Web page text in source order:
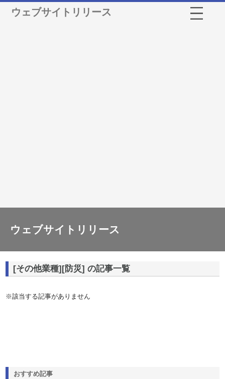
ウェブサイトリリース
ウェブサイトリリース
[その他業種][防災] の記事一覧
※該当する記事がありません
おすすめ記事